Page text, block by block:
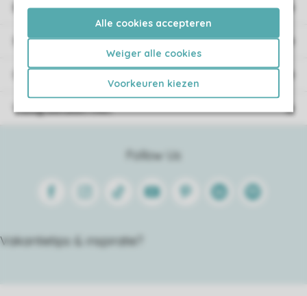
Alle cookies accepteren
Weiger alle cookies
Voorkeuren kiezen
Follow Us
FacebookInstagram
Tiktok Youtube PinterestLinkedinSpotify
Vakantietips & inspiratie?
Boekingsinformatie
Service
Over Roompot
Veilig betalen met